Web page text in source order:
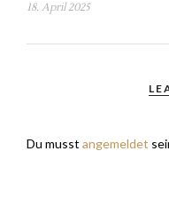
18. April 2025
Du musst angemeldet